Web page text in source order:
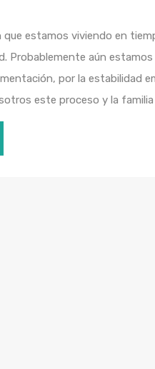
que estamos viviendo en
Probablemente aún
por la estabilidad
este proceso y la